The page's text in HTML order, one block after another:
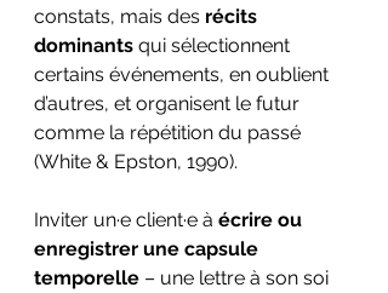
constats, mais des récits
dominants qui sélectionnent
certains événements, en oublient
d’autres, et organisent le futur
comme la répétition du passé
(White & Epston, 1990).
Inviter un·e client·e à écrire ou
enregistrer une capsule
temporelle – une lettre à son soi